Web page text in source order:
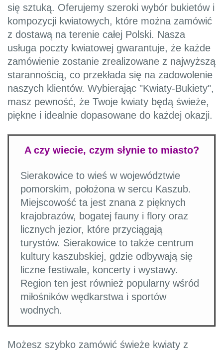
się sztuką. Oferujemy szeroki wybór bukietów i
kompozycji kwiatowych, które można zamówić
z dostawą na terenie całej Polski. Nasza
usługa poczty kwiatowej gwarantuje, że każde
zamówienie zostanie zrealizowane z najwyższą
starannością, co przekłada się na zadowolenie
naszych klientów. Wybierając "Kwiaty-Bukiety",
masz pewność, że Twoje kwiaty będą świeże,
piękne i idealnie dopasowane do każdej okazji.
A czy wiecie, czym słynie to miasto?
Sierakowice to wieś w województwie
pomorskim, położona w sercu Kaszub.
Miejscowość ta jest znana z pięknych
krajobrazów, bogatej fauny i flory oraz
licznych jezior, które przyciągają
turystów. Sierakowice to także centrum
kultury kaszubskiej, gdzie odbywają się
liczne festiwale, koncerty i wystawy.
Region ten jest również popularny wśród
miłośników wędkarstwa i sportów
wodnych.
Możesz szybko zamówić świeże kwiaty z